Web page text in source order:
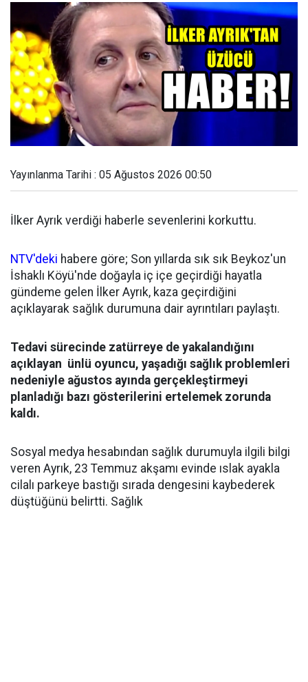
Yayınlanma Tarihi : 05 Ağustos 2026 00:50
İlker Ayrık verdiği haberle sevenlerini korkuttu.
NTV'deki habere göre; Son yıllarda sık sık Beykoz'un
İshaklı Köyü'nde doğayla iç içe geçirdiği hayatla
gündeme gelen İlker Ayrık, kaza geçirdiğini
açıklayarak sağlık durumuna dair ayrıntıları paylaştı.
Tedavi sürecinde zatürreye de yakalandığını
açıklayan ünlü oyuncu, yaşadığı sağlık problemleri
nedeniyle ağustos ayında gerçekleştirmeyi
planladığı bazı gösterilerini ertelemek zorunda
kaldı.
Sosyal medya hesabından sağlık durumuyla ilgili bilgi
veren Ayrık, 23 Temmuz akşamı evinde ıslak ayakla
cilalı parkeye bastığı sırada dengesini kaybederek
düştüğünü belirtti. Sağlık